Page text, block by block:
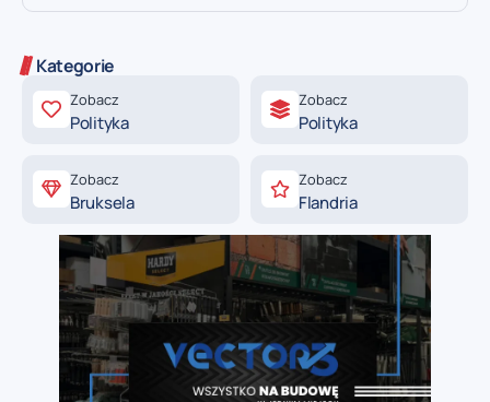
Kategorie
Zobacz
Polityka
Zobacz
Polityka
Zobacz
Bruksela
Zobacz
Flandria